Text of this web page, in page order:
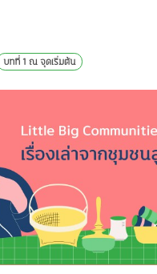
บทที่ 1 ณ จุดเริ่มต้น